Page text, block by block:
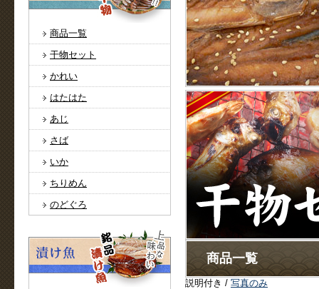
商品一覧
干物セット
かれい
はたはた
あじ
さば
いか
ちりめん
のどぐろ
商品一覧
説明付き / 写真のみ